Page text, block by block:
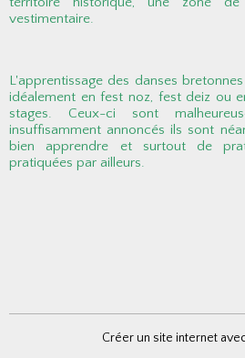
vestimentaire.
L'apprentissage des danses
idéalement en fest noz, fest deiz ou
stages. Ceux-ci sont
insuffisamment annoncés ils sont
bien apprendre et surtout de
pratiquées par ailleurs.
Créer un site internet